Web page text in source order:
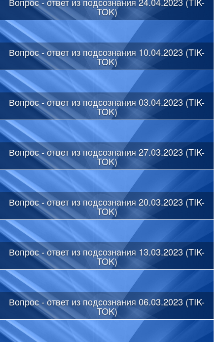
TOK)
Вопрос - ответ из подсознания 10.04.2023 (TIK-
TOK)
Вопрос - ответ из подсознания 03.04.2023 (TIK-
TOK)
Вопрос - ответ из подсознания 27.03.2023 (TIK-
TOK)
Вопрос - ответ из подсознания 20.03.2023 (TIK-
TOK)
Вопрос - ответ из подсознания 13.03.2023 (TIK-
TOK)
Вопрос - ответ из подсознания 06.03.2023 (TIK-
TOK)